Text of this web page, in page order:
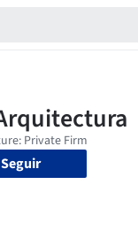
Seguir